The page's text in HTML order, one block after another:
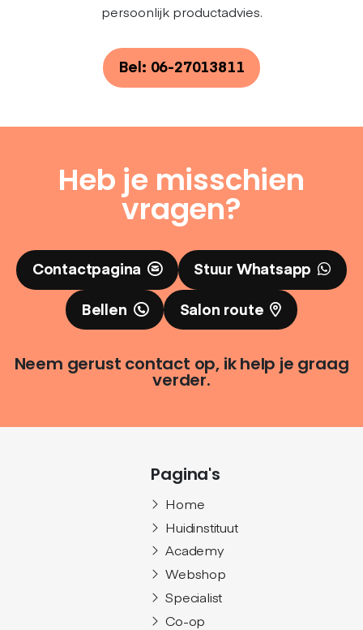
persoonlijk productadvies.
Bel: 06-27013811
Heb je misschien
vragen?
Contactpagina
Stuur Whatsapp
Bellen
Salon route
Neem gerust contact op, ik help je graag
verder.
Pagina's
Home
Huidinstituut
Academy
Webshop
Specialist
Co-op